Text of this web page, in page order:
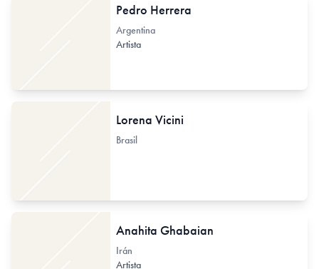
Pedro Herrera
Argentina
Artista
Lorena Vicini
Brasil
Anahita Ghabaian
Irán
Artista